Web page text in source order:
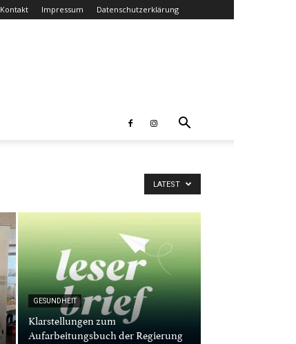
Kontakt Impressum Datenschutzerklärung
LATEST
GESUNDHEIT
Klarstellungen zum
Aufarbeitungsbuch der Regierung